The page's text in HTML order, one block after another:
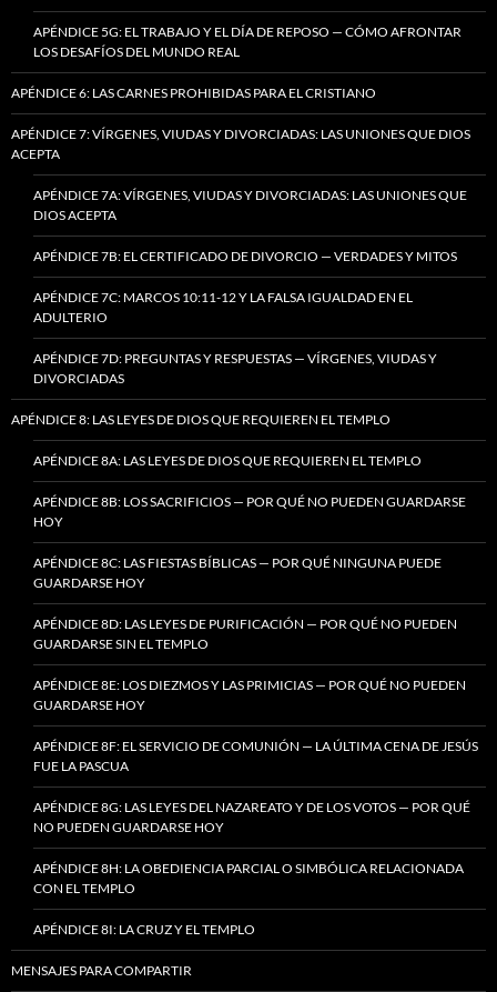
APÉNDICE 5G: EL TRABAJO Y EL DÍA DE REPOSO — CÓMO AFRONTAR
LOS DESAFÍOS DEL MUNDO REAL
APÉNDICE 6: LAS CARNES PROHIBIDAS PARA EL CRISTIANO
APÉNDICE 7: VÍRGENES, VIUDAS Y DIVORCIADAS: LAS UNIONES QUE DIOS
ACEPTA
APÉNDICE 7A: VÍRGENES, VIUDAS Y DIVORCIADAS: LAS UNIONES QUE
DIOS ACEPTA
APÉNDICE 7B: EL CERTIFICADO DE DIVORCIO — VERDADES Y MITOS
APÉNDICE 7C: MARCOS 10:11-12 Y LA FALSA IGUALDAD EN EL
ADULTERIO
APÉNDICE 7D: PREGUNTAS Y RESPUESTAS — VÍRGENES, VIUDAS Y
DIVORCIADAS
APÉNDICE 8: LAS LEYES DE DIOS QUE REQUIEREN EL TEMPLO
APÉNDICE 8A: LAS LEYES DE DIOS QUE REQUIEREN EL TEMPLO
APÉNDICE 8B: LOS SACRIFICIOS — POR QUÉ NO PUEDEN GUARDARSE
HOY
APÉNDICE 8C: LAS FIESTAS BÍBLICAS — POR QUÉ NINGUNA PUEDE
GUARDARSE HOY
APÉNDICE 8D: LAS LEYES DE PURIFICACIÓN — POR QUÉ NO PUEDEN
GUARDARSE SIN EL TEMPLO
APÉNDICE 8E: LOS DIEZMOS Y LAS PRIMICIAS — POR QUÉ NO PUEDEN
GUARDARSE HOY
APÉNDICE 8F: EL SERVICIO DE COMUNIÓN — LA ÚLTIMA CENA DE JESÚS
FUE LA PASCUA
APÉNDICE 8G: LAS LEYES DEL NAZAREATO Y DE LOS VOTOS — POR QUÉ
NO PUEDEN GUARDARSE HOY
APÉNDICE 8H: LA OBEDIENCIA PARCIAL O SIMBÓLICA RELACIONADA
CON EL TEMPLO
APÉNDICE 8I: LA CRUZ Y EL TEMPLO
MENSAJES PARA COMPARTIR